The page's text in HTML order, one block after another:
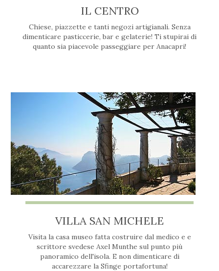
IL CENTRO
Chiese, piazzette e tanti negozi artigianali. Senza
dimenticare pasticcerie, bar e gelaterie! Ti stupirai di
quanto sia piacevole passeggiare per Anacapri!
VILLA SAN MICHELE
Visita la casa museo fatta costruire dal medico e e
scrittore svedese Axel Munthe sul punto più
panoramico dell'isola. E non dimenticare di
accarezzare la Sfinge portafortuna!